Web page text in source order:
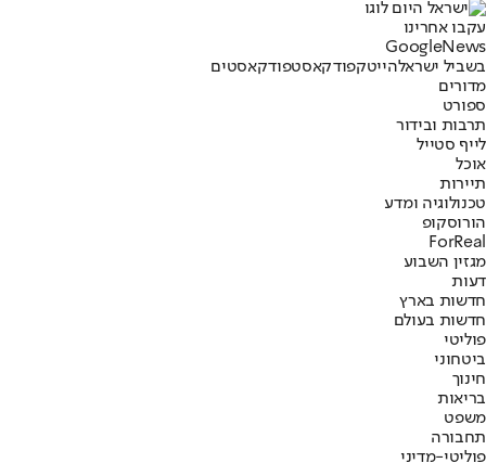
עקבו אחרינו
Googl eNews
בשביל ישראלהייטקפודקאסטפודקאסטים
מדורים
ספורט
תרבות ובידור
לייף סטייל
אוכל
תיירות
טכנולוגיה ומדע
הורוסקופ
ForReal
מגזין השבוע
דעות
חדשות בארץ
חדשות בעולם
פוליטי
ביטחוני
חינוך
בריאות
משפט
תחבורה
פוליטי-מדיני